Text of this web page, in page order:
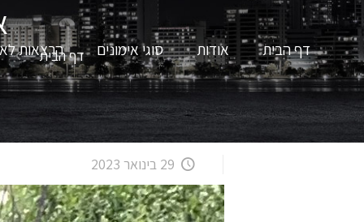
דף הבית אודות סוגי אימונים הרצאות
דף הבית
29 בינואר 2023